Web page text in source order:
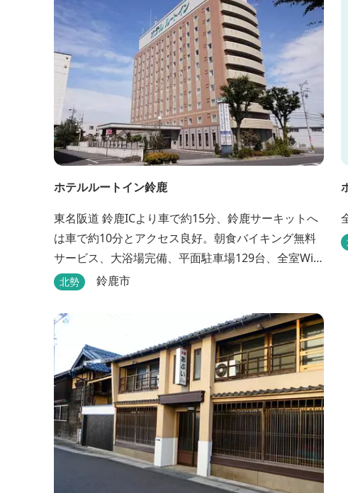
ホテルルートイン鈴鹿
東名阪道 鈴鹿ICより車で約15分、鈴鹿サーキットへ
は車で約10分とアクセス良好。朝食バイキング無料
サービス、大浴場完備、平面駐車場129台、全室Wi-
Fi完備。ビジネスにも観光にもご利用頂ける快適なホ
北勢 鈴鹿市